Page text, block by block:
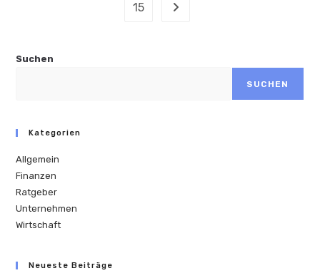
15 Zur nächsten Seite
Suchen
SUCHEN
Kategorien
Allgemein
Finanzen
Ratgeber
Unternehmen
Wirtschaft
Neueste Beiträge